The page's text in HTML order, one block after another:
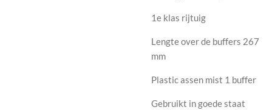
1e klas rijtuig
Lengte over de buffers 267
mm
Plastic assen mist 1 buffer
Gebruikt in goede staat